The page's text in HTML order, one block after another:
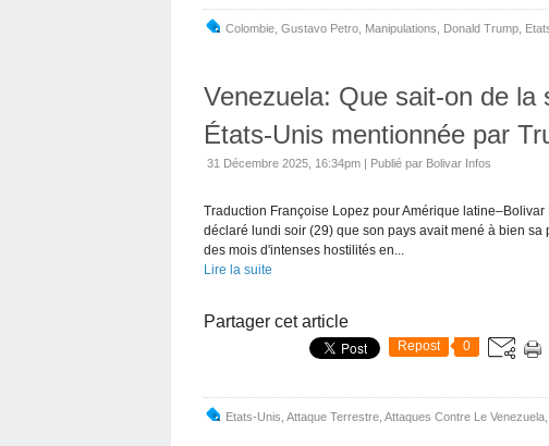
Colombie Gustavo Petro Manipulations Donald Trump
Venezuela: Que sait-on de la
États-Unis mentionnée par
31 Décembre 2025, 16:34pm | Publié par Bolivar Infos
Traduction Françoise Lopez pour Amérique
déclaré lundi soir (29) que son pays avait mené à bien
des mois d'intenses hostilités en...
Lire la suite
Partager cet article
Repost 0
Etats-Unis Attaque Terrestre Attaques Contre Le Venezuela